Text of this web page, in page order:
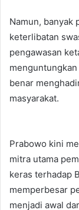
Namun, banyak
keterlibatan
pengawasan
benar
masyarakat.
Prabowo kini
mitra utama
keras terhadap
memperbesar
menjadi awal